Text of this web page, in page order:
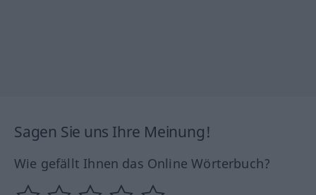
Sagen Sie uns Ihre Meinung!
Wie gefällt Ihnen das Online Wörterbuch?